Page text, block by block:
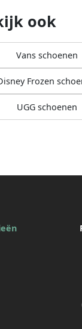
ook
Vans schoenen
Frozen
UGG schoenen